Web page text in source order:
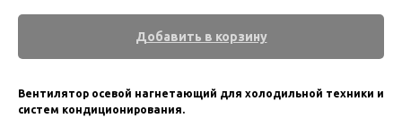
Добавить в корзину
Вентилятор осевой нагнетающий для холодильной техники и
систем кондиционирования.